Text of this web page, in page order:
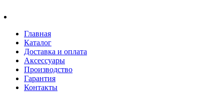
Главная
Каталог
Доставка и оплата
Аксессуары
Производство
Гарантия
Контакты